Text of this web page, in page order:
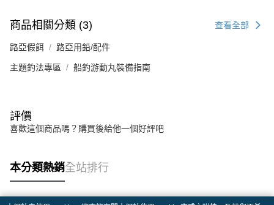
商品相關分類 (3) 查看全部
路亞假餌 路亞用鉛/配件
主題釣法專區 船釣游動丸裝備指南
評價
喜歡這個商品嗎？購買後給他一個好評吧
本分類熱銷全站排行